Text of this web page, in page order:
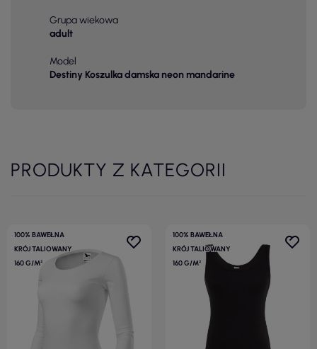
Grupa wiekowa
adult
Model
Destiny Koszulka damska neon mandarine
PRODUKTY Z KATEGORII
100% BAWEŁNA
KRÓJ TALIOWANY
160 G/M²
100% BAWEŁNA
KRÓJ TALIOWANY
160 G/M²